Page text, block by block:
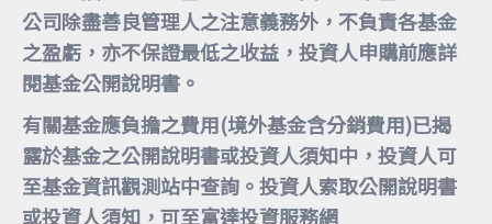
公司除盡善良管理人之注意義務外，不負責各基金
之盈虧，亦不保證最低之收益，投資人申購前應詳
閱基金公開說明書。
有關基金應負擔之費用(境外基金含分銷費用)已揭
露於基金之公開說明書或投資人須知中，投資人可
至基金資訊觀測站中查詢。投資人索取公開說明書
或投資人須知，可至富達投資服務網